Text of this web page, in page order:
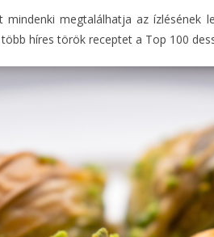
megtalálhatja az ízlésének
híres török receptet a Top 100